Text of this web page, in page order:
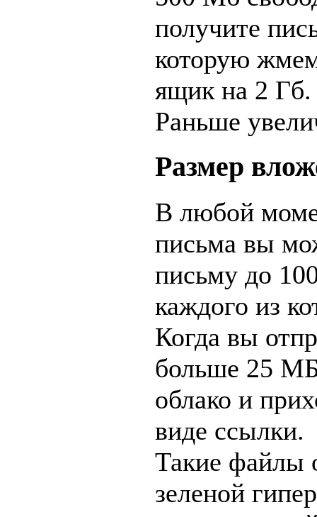
получите
которую
ящик на 2 Гб.
Раньше
Размер
В любой
письма вы
письму до
каждого из
Когда вы
больше 25
облако и
виде ссылки.
Такие файлы
зеленой